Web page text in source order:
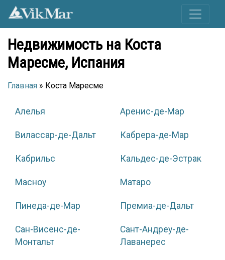
Недвижимость на Коста
Маресме, Испания
Главная » Коста Маресме
Алелья Аренис-де-Мар
Вилассар-де-Дальт Кабрера-де-Мар
Кабрильс Кальдес-де-Эстрак
Масноу Матаро
Пинеда-де-Мар Премиа-де-Дальт
Сан-Висенс-де-
Монтальт
Сант-Андреу-де-
Лаванерес